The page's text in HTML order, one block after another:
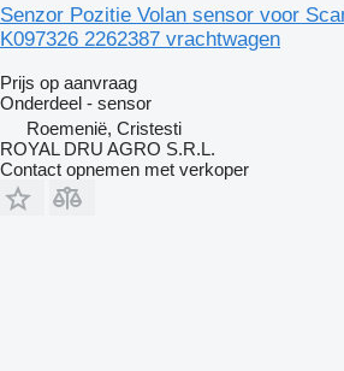
Senzor Pozitie Volan sensor voor
K097326 2262387 vrachtwagen
Prijs op aanvraag
Onderdeel - sensor
Roemenië, Cristesti
ROYAL DRU AGRO S.R.L.
Contact opnemen met verkoper